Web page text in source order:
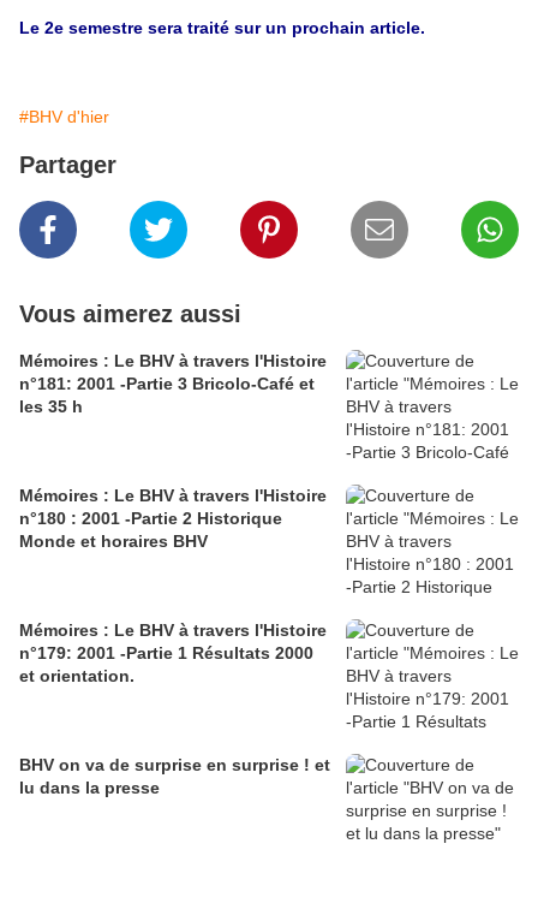
Le 2e semestre sera traité sur un prochain article.
#BHV d'hier
Partager
Vous aimerez aussi
Mémoires : Le BHV à travers l'Histoire
n°181: 2001 -Partie 3 Bricolo-Café et
les 35 h
Mémoires : Le BHV à travers l'Histoire
n°180 : 2001 -Partie 2 Historique
Monde et horaires BHV
Mémoires : Le BHV à travers l'Histoire
n°179: 2001 -Partie 1 Résultats 2000
et orientation.
BHV on va de surprise en surprise ! et
lu dans la presse